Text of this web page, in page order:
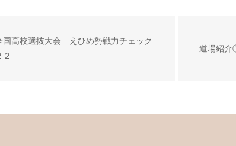
国高校選抜大会 えひめ勢戦力チェック
２
道場紹